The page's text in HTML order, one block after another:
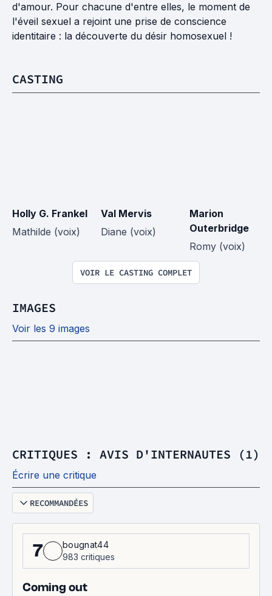
d'amour. Pour chacune d'entre elles, le moment de
l'éveil sexuel a rejoint une prise de conscience
identitaire : la découverte du désir homosexuel !
CASTING
Holly G. Frankel
Mathilde (voix)
Val Mervis
Diane (voix)
Marion
Outerbridge
Romy (voix)
VOIR LE CASTING COMPLET
IMAGES
Voir les 9 images
CRITIQUES : AVIS D'INTERNAUTES (1)
Écrire une critique
RECOMMANDÉES
7
bougnat44
983 critiques
Coming out